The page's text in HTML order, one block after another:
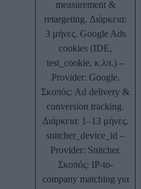
measurement &
retargeting. Διάρκεια:
3 μήνες. Google Ads
cookies (IDE,
test_cookie, κ.λπ.) –
Provider: Google.
Σκοπός: Ad delivery &
conversion tracking.
Διάρκεια: 1–13 μήνες.
snitcher_device_id –
Provider: Snitcher.
Σκοπός: IP-to-
company matching για